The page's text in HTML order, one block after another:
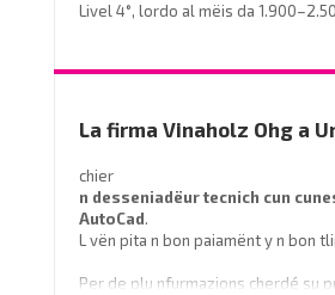
Livel 4°, lordo al mëis da
info@miramontihotel.it
o telefoné al
La firma Vinaholz Ohg a
chier
n desseniadëur tecnich cun
AutoCad.
L vën pita n bon paiamënt y n bon
Per de plu nfurmazions cherdé su